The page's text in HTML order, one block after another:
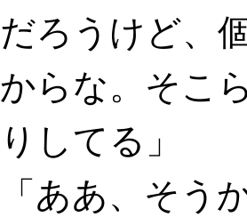
だろうけど、
からな。そこ
りしてる」
「ああ、そう